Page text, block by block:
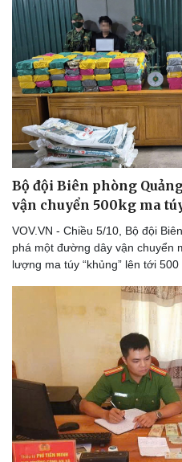
Thể thao
Bóng đá
Lịch thi đấu bóng đá
eSports
Hậu trường
Bộ đội Biên phòng
vận chuyển 500kg ma
VOV.VN - Chiều 5/10, Bộ đội
phá một đường dây vận chuyển
lượng ma túy “khủng” lên tới 500